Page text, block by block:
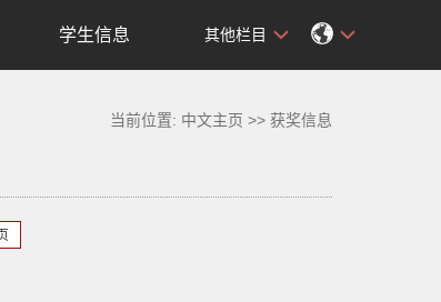
学生信息 其他栏目
当前位置: 中文主页 >> 获奖信息